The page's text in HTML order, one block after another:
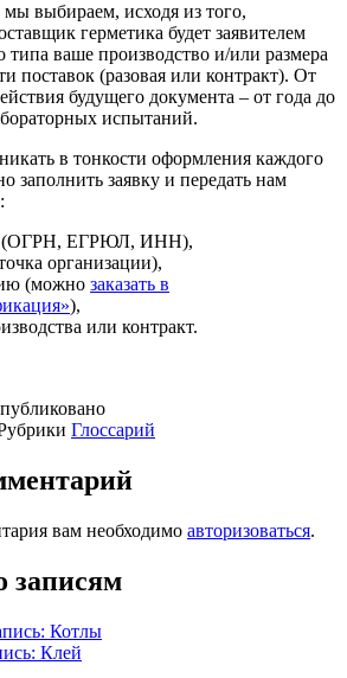
выбираем, исходя из того,
герметика будет заявителем
типа ваше производство и/или размера
поставок (разовая или контракт). От
будущего документа – от года до
испытаний.
в тонкости оформления каждого
заполнить заявку и передать нам
(ОГРН, ЕГРЮЛ, ИНН),
организации),
(можно заказать в
),
или контракт.
Глоссарий
вам необходимо авторизоваться.
записям
Котлы
Клей